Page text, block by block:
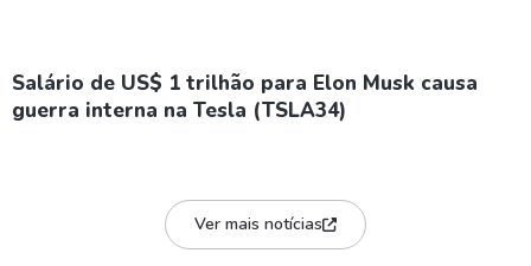
Salário de US$ 1 trilhão para Elon Musk causa
guerra interna na Tesla (TSLA34)
Ver mais notícias